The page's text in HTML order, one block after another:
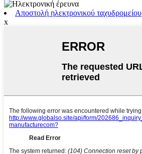
Αποστολή ηλεκτρονικού ταχυδρομείου
x